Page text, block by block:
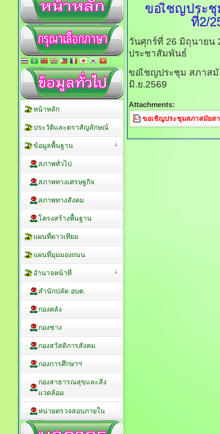
ขอเิชญประชุ
ที่2/
วันศุกร์ที่ 26 มิถุนายน
ประชาสัมพันธ์
ขอเิชญประชุม สภาส
มิ.ย.2569
Attachments:
ขอเชิญประชุมสภาสมัยส
หน้าหลัก
ประวัติและตราสัญลักษณ์
ข้อมูลพื้นฐาน
สภาพทั่วไป
สภาพทางเศรษฐกิจ
สภาพทางสังคม
โครงสร้างพื้นฐาน
แผนที่ดาวเทียม
แผนที่มุมมองถนน
อำนาจหน้าที่
สำนักปลัด อบต.
กองคลัง
กองช่าง
กองสวัสดิการสังคม
กองการศึกษาฯ
กองสาธารณสุขและสิ่ง
แวดล้อม
หน่วยตรวจสอบภายใน